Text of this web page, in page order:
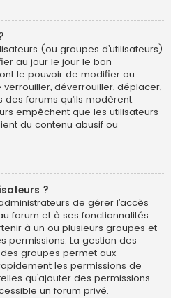
(ou groupes d’utilisateurs)
au jour le jour le bon
le pouvoir de modifier ou
déverrouiller, déplacer,
forums qu’ils modèrent.
empêchent que les utilisateurs
du contenu abusif ou
?
de gérer l’accès
forum et à ses fonctionnalités.
à un ou plusieurs groupes et
permissions. La gestion des
groupes permet aux
les permissions de
qu’ajouter des permissions
un forum privé.